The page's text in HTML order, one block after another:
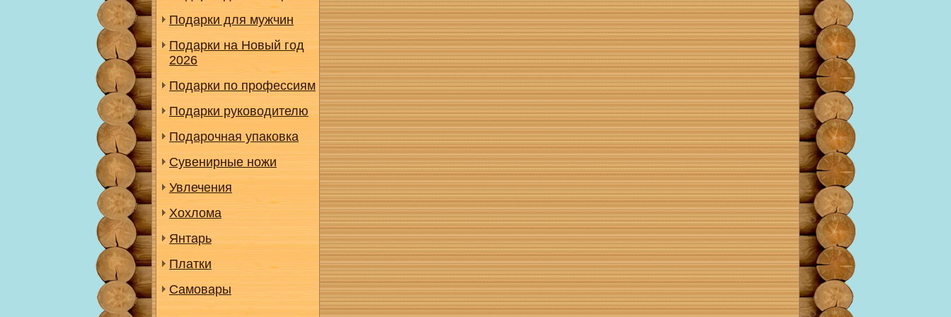
Подарки для мужчин
Подарки на Новый год
2026
Подарки по профессиям
Подарки руководителю
Подарочная упаковка
Сувенирные ножи
Увлечения
Хохлома
Янтарь
Платки
Самовары